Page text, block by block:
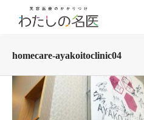
homecare-ayakoitoclinic04